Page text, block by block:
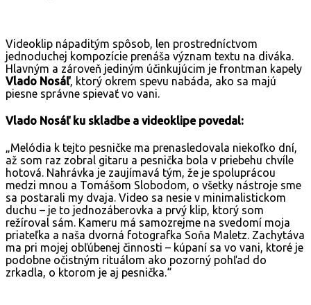
Videoklip nápaditým spôsob, len prostredníctvom
jednoduchej kompozície prenáša význam textu na diváka.
Hlavným a zároveň jediným účinkujúcim je frontman kapely
Vlado Nosáľ, ktorý okrem spevu nabáda, ako sa majú
piesne správne spievať vo vani.
Vlado Nosáľ ku skladbe a videoklipe povedal:
„Melódia k tejto pesničke ma prenasledovala niekoľko dní,
až som raz zobral gitaru a pesnička bola v priebehu chvíle
hotová. Nahrávka je zaujímavá tým, že je spoluprácou
medzi mnou a Tomášom Slobodom, o všetky nástroje sme
sa postarali my dvaja. Video sa nesie v minimalistickom
duchu – je to jednozáberovka a prvý klip, ktorý som
režíroval sám. Kameru má samozrejme na svedomí moja
priateľka a naša dvorná fotografka Soňa Maletz. Zachytáva
ma pri mojej obľúbenej činnosti – kúpaní sa vo vani, ktoré je
podobne očistným rituálom ako pozorný pohľad do
zrkadla, o ktorom je aj pesnička.“